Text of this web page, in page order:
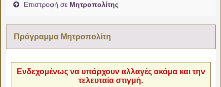
Επιστροφή σε Μητροπολίτης
Πρόγραμμα Μητροπολίτη
Ενδεχομένως να υπάρχουν αλλαγές ακόμα και την
τελευταία στιγμή.